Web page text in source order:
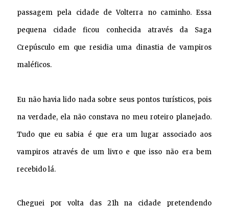
passagem pela cidade de Volterra no caminho. Essa
pequena cidade ficou conhecida através da Saga
Crepúsculo em que residia uma dinastia de vampiros
maléficos.
Eu não havia lido nada sobre seus pontos turísticos, pois
na verdade, ela não constava no meu roteiro planejado.
Tudo que eu sabia é que era um lugar associado aos
vampiros através de um livro e que isso não era bem
recebido lá.
Cheguei por volta das 21h na cidade pretendendo